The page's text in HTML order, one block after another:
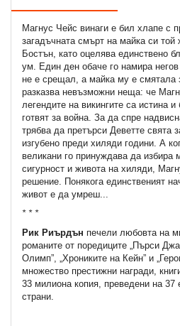
Магнус Чейс винаги е бил хлапе с
загадъчната смърт на майка си той
Бостън, като оцелява единствено
ум. Един ден обаче го намира негов
не е срещал, а майка му е смятала
разказва невъзможни неща: че
легендите на викингите са истина
готвят за война. За да спре
трябва да претърси Деветте свята
изгубено преди хиляди години. А
великани го принуждава да избира
сигурност и живота на хиляди,
решение. Понякога единственият
живот е да умреш...
* * *
Рик Риърдън печели любовта на
романите от поредиците „Пърси
Олимп”, „Хрониките на Кейн” и
множество престижни награди,
33 милиона копия, преведени на 37
страни.